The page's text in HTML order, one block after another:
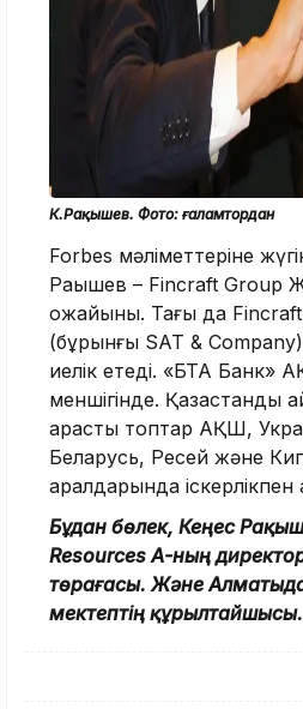
К.Рақышев. Фото: ғаламтордан
Forbes мәліметтеріне
Рақышев – Fincraft
қожайыны. Тағы да
(бұрынғы SAT &
иелік етеді. «БТА Банк»
меншігінде. Қазақстанды
қарасты топтар АҚШ,
Беларусь, Ресей және
аралдарында
Бұдан бөлек, Кеңес
Resources АҚ-ның
төрағасы. Және
мектептің құрылтайшысы.